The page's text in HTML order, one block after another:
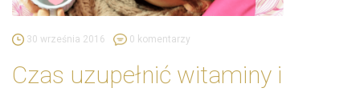
30 września 2016 0 komentarzy
Czas uzupełnić witaminy i